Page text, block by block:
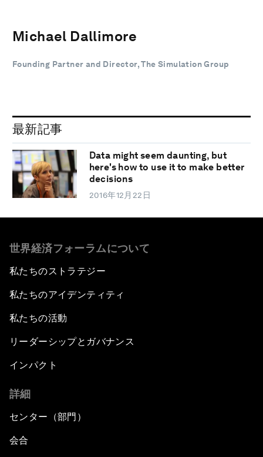
Michael Dallimore
Founding Partner and Director, The Simulation Group
最新記事
Data might seem daunting, but
here's how to use it to make better
decisions
2016年12月22日
世界経済フォーラムについて
私たちのストラテジー
私たちのアイデンティティ
私たちの活動
リーダーシップとガバナンス
インパクト
詳細
センター（部門）
会合